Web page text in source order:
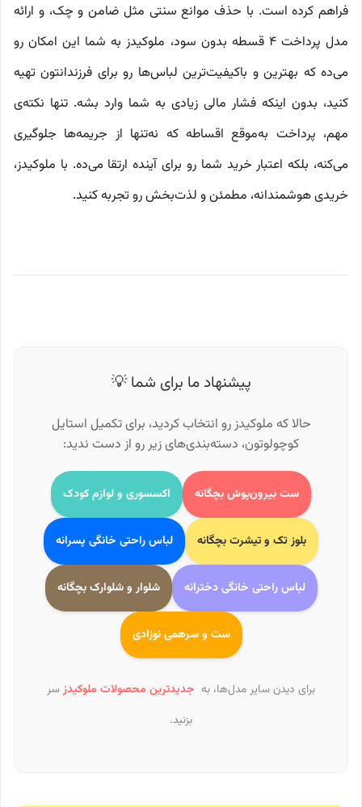
فراهم کرده است. با حذف موانع سنتی مثل ضامن و چک، و ارائه
مدل پرداخت ۴ قسطه بدون سود، ملوکیدز به شما این امکان رو
می‌ده که بهترین و باکیفیت‌ترین لباس‌ها رو برای فرزندانتون تهیه
کنید، بدون اینکه فشار مالی زیادی به شما وارد بشه. تنها نکته‌ی
مهم، پرداخت به‌موقع اقساطه که نه‌تنها از جریمه‌ها جلوگیری
می‌کنه، بلکه اعتبار خرید شما رو برای آینده ارتقا می‌ده. با ملوکیدز،
خریدی هوشمندانه، مطمئن و لذت‌بخش رو تجربه کنید.
پیشنهاد ما برای شما 💡
حالا که ملوکیدز رو انتخاب کردید، برای تکمیل استایل
کوچولوتون، دسته‌بندی‌های زیر رو از دست ندید:
ست بیرون‌پوش بچگانه اکسسوری و لوازم کودک
بلوز تک و تیشرت بچگانه لباس راحتی خانگی پسرانه
لباس راحتی خانگی دخترانه شلوار و شلوارک بچگانه
ست و سرهمی نوزادی
برای دیدن سایر مدل‌ها، به جدیدترین محصولات ملوکیدزسر
بزنید.